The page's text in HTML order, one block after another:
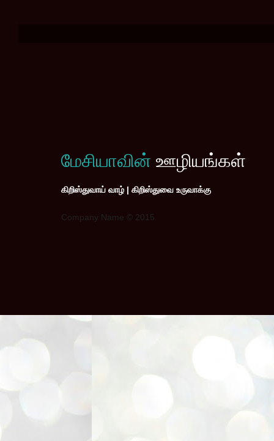
மேசியாவின் ஊழியங்கள்
கிறிஸ்துவாய் வாழ் | கிறிஸ்துவை உருவாக்கு
Company Name © 2015